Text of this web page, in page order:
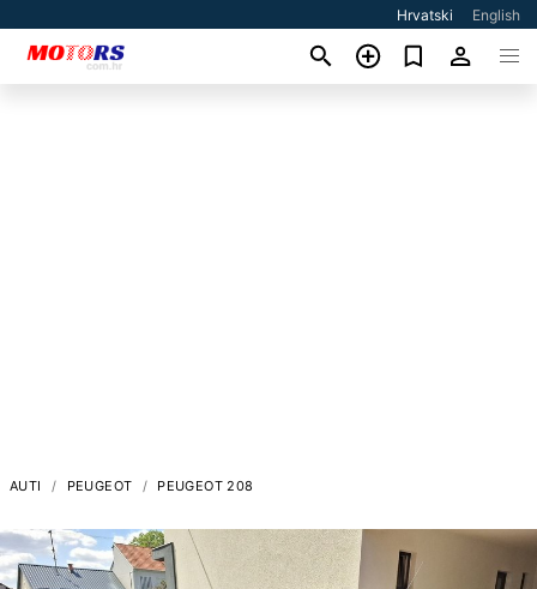
Hrvatski English
AUTI PEUGEOT PEUGEOT 208